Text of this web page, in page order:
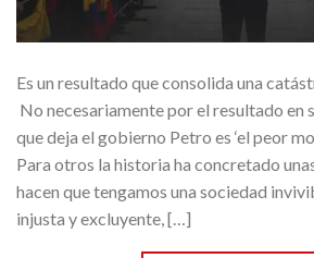
Es un resultado que consolida una
No necesariamente por el resultado en
que deja el gobierno Petro es ‘el peor
Para otros la historia ha concretado
hacen que tengamos una sociedad
injusta y excluyente, […]